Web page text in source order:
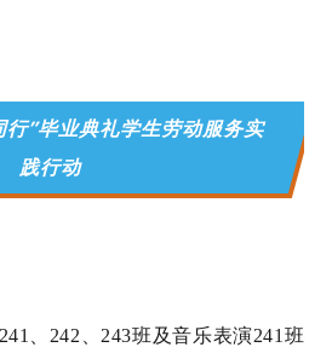
行”毕业典礼学生劳动服务实
践行动
、242、243班及音乐表演241班